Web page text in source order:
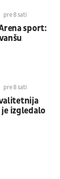
pre 8 sati
sport:
pre 8 sati
izgledalo